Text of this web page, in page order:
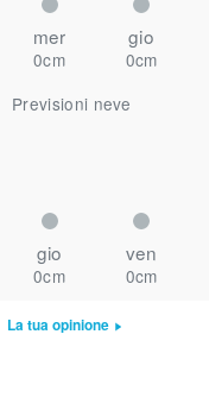
mer gio
0cm 0cm
Previsioni neve
gio ven
0cm 0cm
La tua opinione